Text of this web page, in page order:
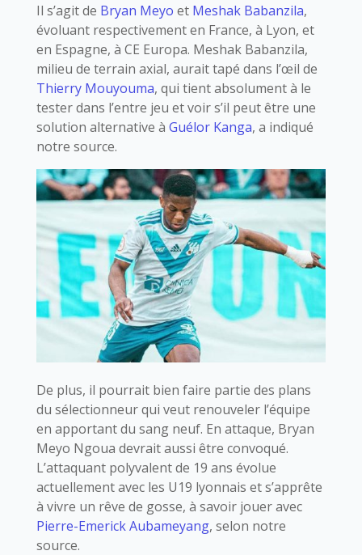
Il s’agit de Bryan Meyo et Meshak Babanzila,
évoluant respectivement en France, à Lyon, et
en Espagne, à CE Europa. Meshak Babanzila,
milieu de terrain axial, aurait tapé dans l’œil de
Thierry Mouyouma, qui tient absolument à le
tester dans l’entre jeu et voir s’il peut être une
solution alternative à Guélor Kanga, a indiqué
notre source.
De plus, il pourrait bien faire partie des plans
du sélectionneur qui veut renouveler l’équipe
en apportant du sang neuf. En attaque, Bryan
Meyo Ngoua devrait aussi être convoqué.
L’attaquant polyvalent de 19 ans évolue
actuellement avec les U19 lyonnais et s’apprête
à vivre un rêve de gosse, à savoir jouer avec
Pierre-Emerick Aubameyang, selon notre
source.